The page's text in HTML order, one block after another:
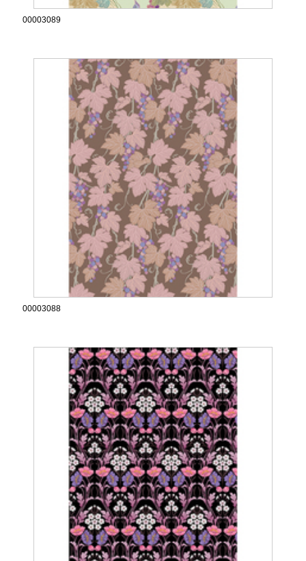
00003089
00003088